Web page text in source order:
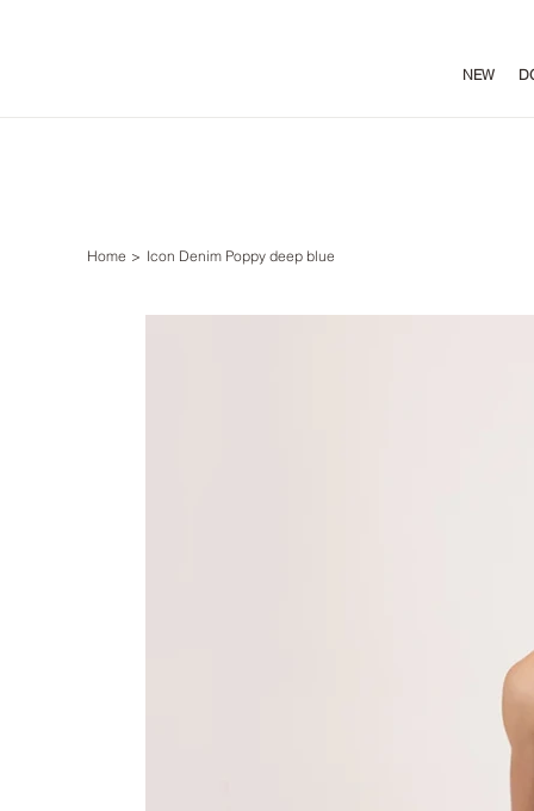
NEW
Home > Icon Denim Poppy deep blue